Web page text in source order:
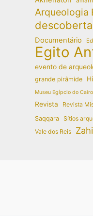
Arqueologia
Documentário
Egito
evento de
grande pirâmide
Museu Egípcio do Cairo
Revista Revista
Saqqara Sítios
Vale dos Reis